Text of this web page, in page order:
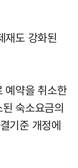
재도 강화된
예약을 취소한
숙소요금의
기준 개정에